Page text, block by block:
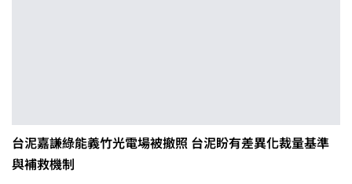
台泥嘉謙綠能義竹光電場被撤照 台泥盼有差異化裁量基準
與補救機制